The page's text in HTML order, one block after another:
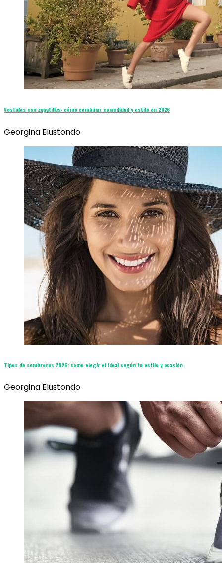
Vestidos con zapatillas: cómo combinar comodidad y estilo en 2026
Georgina Elustondo
Tipos de sombreros 2026: cómo elegir el ideal según tu estilo y ocasión
Georgina Elustondo